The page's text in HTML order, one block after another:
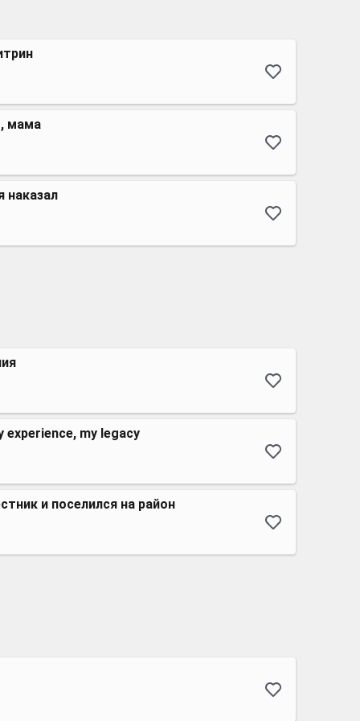
мама
наказал
experience, my legacy
и поселился на район